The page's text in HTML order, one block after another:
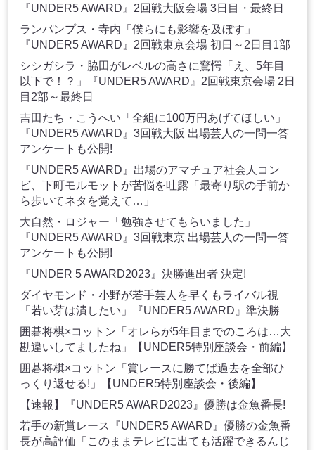
『UNDER5 AWARD』2回戦大阪会場 3日目・最終日
ランパンプス・寺内「僕らにも影響を及ぼす」
『UNDER5 AWARD』2回戦東京会場 初日～2日目1部
シシガシラ・脇田がレベルの高さに驚愕「え、5年目
以下で！？」『UNDER5 AWARD』2回戦東京会場 2日
目2部～最終日
吉田たち・こうへい「全組に100万円あげてほしい」
『UNDER5 AWARD』3回戦大阪 出場芸人の一問一答
アンケートも公開!
『UNDER5 AWARD』出場のアマチュア社会人コン
ビ、下町モルモットが苦悩を吐露「最寄り駅の手前か
ら歩いてネタを覚えて…」
大自然・ロジャー「勉強させてもらいました」
『UNDER5 AWARD』3回戦東京 出場芸人の一問一答
アンケートも公開!
『UNDER 5 AWARD2023』決勝進出者 決定!
ダイヤモンド・小野が若手芸人を早くもライバル視
「若い芽は潰したい」『UNDER5 AWARD』準決勝
囲碁将棋×コットン「オレらが5年目までのころは…大
勘違いしてましたね」【UNDER5特別座談会・前編】
囲碁将棋×コットン「賞レースに勝てば過去を全部ひ
っくり返せる!」【UNDER5特別座談会・後編】
【速報】『UNDER5 AWARD2023』優勝は金魚番長!
若手の新賞レース『UNDER5 AWARD』優勝の金魚番
長が高評価「このままテレビに出ても活躍できるんじ